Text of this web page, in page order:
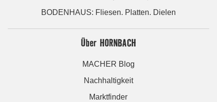
BODENHAUS: Fliesen. Platten. Dielen
Über HORNBACH
MACHER Blog
Nachhaltigkeit
Marktfinder